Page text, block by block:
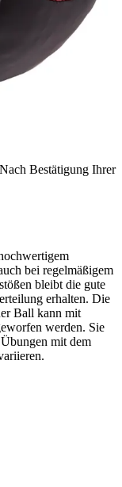
Nach Bestätigung Ihrer
bei regelmäßigem
bleibt die gute
erhalten. Die
Ball kann mit
werden. Sie
mit dem